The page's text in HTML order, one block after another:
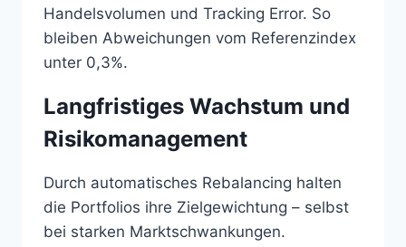
Handelsvolumen und Tracking Error. So
bleiben Abweichungen vom Referenzindex
unter 0,3%.
Langfristiges Wachstum und
Risikomanagement
Durch automatisches Rebalancing halten
die Portfolios ihre Zielgewichtung – selbst
bei starken Marktschwankungen.